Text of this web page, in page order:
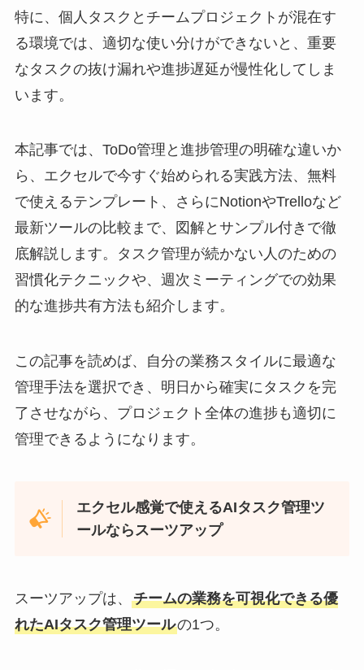
特に、個人タスクとチームプロジェクトが混在す
る環境では、適切な使い分けができないと、重要
なタスクの抜け漏れや進捗遅延が慢性化してしま
います。
本記事では、ToDo管理と進捗管理の明確な違いか
ら、エクセルで今すぐ始められる実践方法、無料
で使えるテンプレート、さらにNotionやTrelloなど
最新ツールの比較まで、図解とサンプル付きで徹
底解説します。タスク管理が続かない人のための
習慣化テクニックや、週次ミーティングでの効果
的な進捗共有方法も紹介します。
この記事を読めば、自分の業務スタイルに最適な
管理手法を選択でき、明日から確実にタスクを完
了させながら、プロジェクト全体の進捗も適切に
管理できるようになります。
エクセル感覚で使えるAIタスク管理ツ
ールならスーツアップ
スーツアップは、 チームの業務を可視化できる優
れたAIタスク管理ツールの1つ。